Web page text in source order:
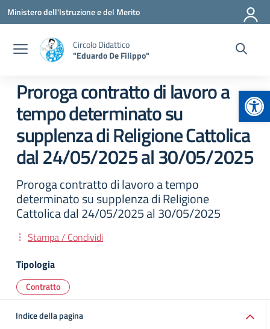
Vai ai contenuti
Vai al menu di navigazione
Vai al footer
Ministero dell'Istruzione e del Merito
Circolo Didattico
"Eduardo De Filippo"
Proroga contratto di lavoro a
tempo determinato su
supplenza di Religione Cattolica
dal 24/05/2025 al 30/05/2025
Proroga contratto di lavoro a tempo
determinato su supplenza di Religione
Cattolica dal 24/05/2025 al 30/05/2025
Stampa / Condividi
Tipologia
Contratto
Indice della pagina